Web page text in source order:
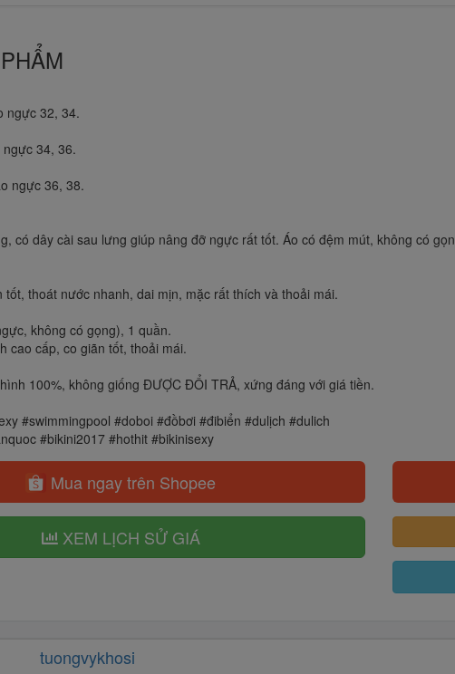
ngực 32, 34.
34, 36.
ngực 36, 38.
có dây cài sau lưng giúp nâng đỡ ngực rất tốt. Áo có đệm mút, không có
tốt, thoát nước nhanh, dai mịn, mặc rất thích và thoải mái.
không có gọng), 1 quần.
cao cấp, co giãn tốt, thoải mái.
100%, không giống ĐƯỢC ĐỔI TRẢ, xứng đáng với giá tiền.
#swimmingpool #doboi #đồbơi #đibiển #dulịch #dulich
#bikini2017 #hothit #bikinisexy
Mua ngay trên Shopee
XEM LỊCH SỬ GIÁ
tuongvykhosi